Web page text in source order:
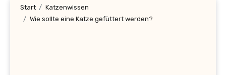
Start
Katzenwissen
Wie sollte eine Katze gefüttert werden?